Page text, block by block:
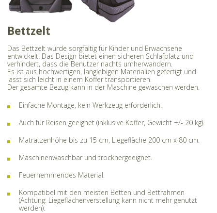
Bettzelt
Das Bettzelt wurde sorgfältig für Kinder und Erwachsene
entwickelt. Das Design bietet einen sicheren Schlafplatz und
verhindert, dass die Benutzer nachts umherwandern.
Es ist aus hochwertigen, langlebigen Materialien gefertigt und
lässt sich leicht in einem Koffer transportieren.
Der gesamte Bezug kann in der Maschine gewaschen werden.
Einfache Montage, kein Werkzeug erforderlich.
Auch für Reisen geeignet (inklusive Koffer, Gewicht +/- 20 kg).
Matratzenhöhe bis zu 15 cm, Liegefläche 200 cm x 80 cm.
Maschinenwaschbar und trocknergeeignet.
Feuerhemmendes Material.
Kompatibel mit den meisten Betten und Bettrahmen
(Achtung: Liegeflächenverstellung kann nicht mehr genutzt
werden).